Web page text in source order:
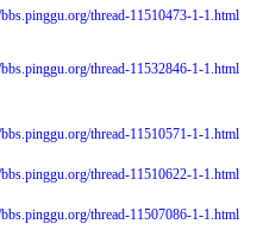
thread-11510473-1-1.html
thread-11532846-1-1.html
thread-11510571-1-1.html
thread-11510622-1-1.html
thread-11507086-1-1.html